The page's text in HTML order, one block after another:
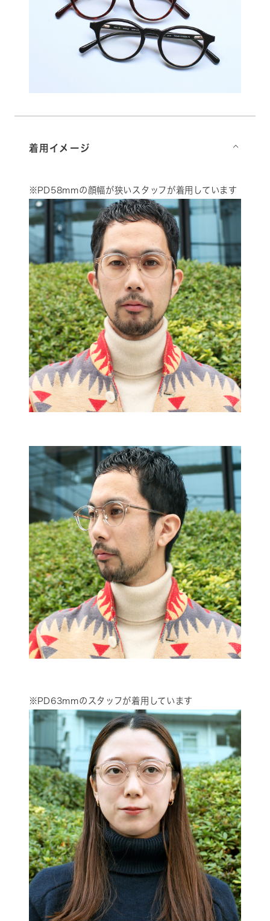
着用イメージ ⌵
※PD58mmの顔幅が狭いスタッフが着用しています
※PD63mmのスタッフが着用しています